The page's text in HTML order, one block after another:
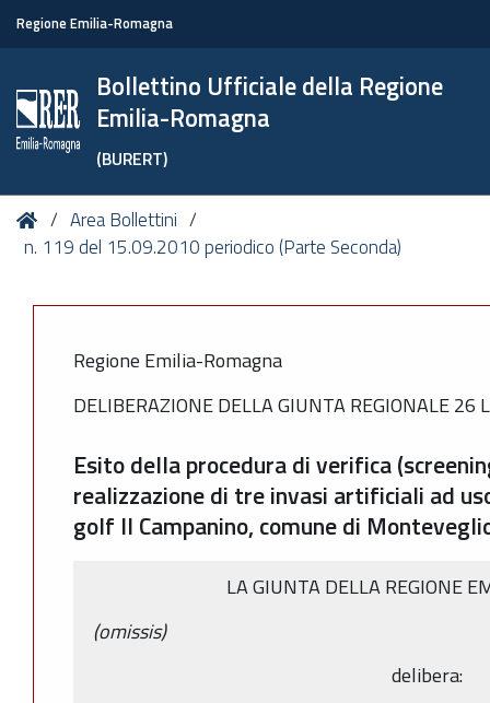
Regione Emilia-Romagna
Bollettino Ufficiale della Regione
Emilia-Romagna
(BURERT)
Tu
sei
HomeArea Bollettini
n. 119 del 15.09.2010 periodico (Parte Seconda)
Regione Emilia-Romagna
DELIBERAZIONE DELLA GIUNTA REGIONALE 26
Esito della procedura di verifica
realizzazione di tre invasi artificiali ad
golf Il Campanino, comune di
LA GIUNTA DELLA REGIONE
(omissis)
delibera: